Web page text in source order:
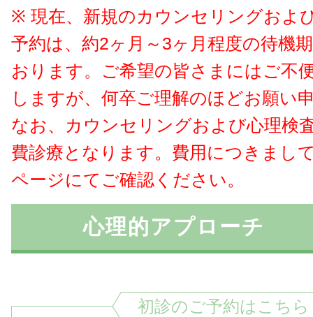
※ 現在、新規のカウンセリングおよ
予約は、約2ヶ月～3ヶ月程度の待機
おります。ご希望の皆さまにはご不
しますが、何卒ご理解のほどお願い
なお、カウンセリングおよび心理検
費診療となります。費用につきまし
ページにてご確認ください。
心理的アプローチ
初診のご予約はこちら